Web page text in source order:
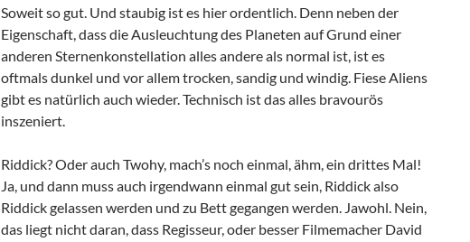
Soweit so gut. Und staubig ist es hier ordentlich. Denn neben der
Eigenschaft, dass die Ausleuchtung des Planeten auf Grund einer
anderen Sternenkonstellation alles andere als normal ist, ist es
oftmals dunkel und vor allem trocken, sandig und windig. Fiese Aliens
gibt es natürlich auch wieder. Technisch ist das alles bravourös
inszeniert.
Riddick? Oder auch Twohy, mach’s noch einmal, ähm, ein drittes Mal!
Ja, und dann muss auch irgendwann einmal gut sein, Riddick also
Riddick gelassen werden und zu Bett gegangen werden. Jawohl. Nein,
das liegt nicht daran, dass Regisseur, oder besser Filmemacher David